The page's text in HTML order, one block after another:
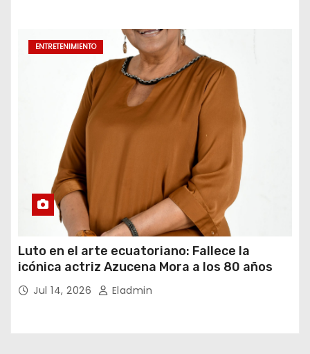
ENTRETENIMIENTO
Luto en el arte ecuatoriano: Fallece la
icónica actriz Azucena Mora a los 80 años
Jul 14, 2026 Eladmin